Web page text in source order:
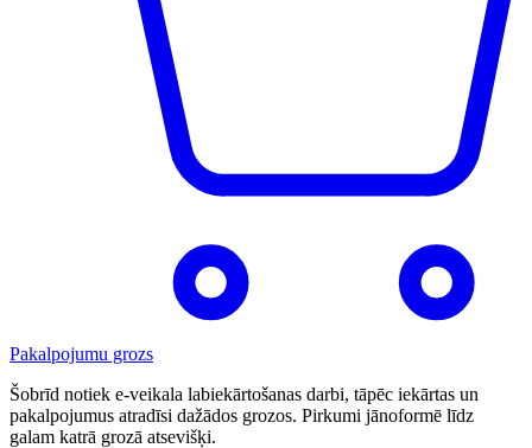
Pakalpojumu grozs
Šobrīd notiek e-veikala labiekārtošanas darbi, tāpēc iekārtas un
pakalpojumus atradīsi dažādos grozos. Pirkumi jānoformē līdz
galam katrā grozā atsevišķi.